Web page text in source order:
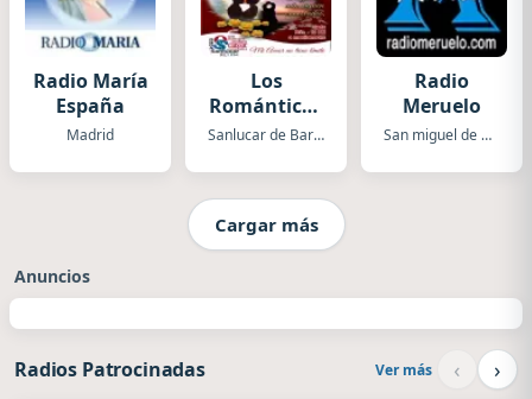
Radio María
España
Madrid
Los
Románticos
de ayer y deSanlucar de Barrameda
Radio
Meruelo
San miguel de meruelo
Cargar más
Anuncios
Radios Patrocinadas Ver más ‹ ›